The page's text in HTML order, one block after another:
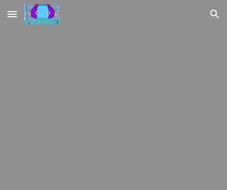
Skip to main content Skip to navigation